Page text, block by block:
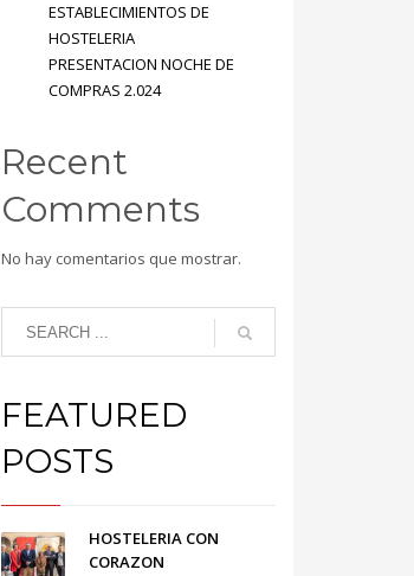
ESTABLECIMIENTOS DE
HOSTELERIA
PRESENTACION NOCHE DE
COMPRAS 2.024
Recent
Comments
No hay comentarios que mostrar.
FEATURED
POSTS
HOSTELERIA CON
CORAZON